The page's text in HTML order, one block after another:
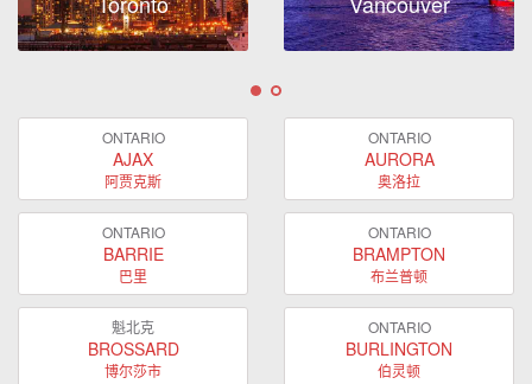
ONTARIO
AJAX
阿贾克斯
ONTARIO
AURORA
奥洛拉
ONTARIO
BARRIE
巴里
ONTARIO
BRAMPTON
布兰普顿
魁北克
BROSSARD
博尔莎市
ONTARIO
BURLINGTON
伯灵顿